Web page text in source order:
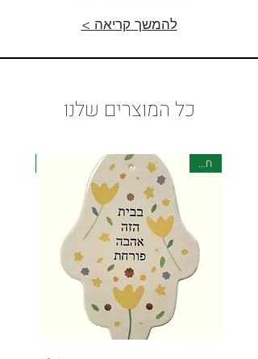
< להמשך קריאה
כל המוצרים שלנו
חדש